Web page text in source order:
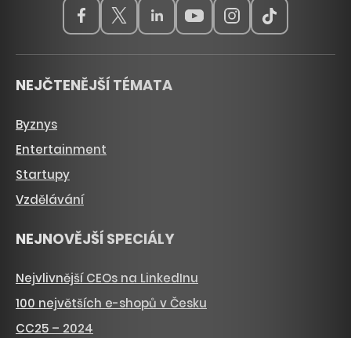
NEJČTENĚJŠÍ TÉMATA
Byznys
Entertainment
Startupy
Vzdělávání
NEJNOVĚJŠÍ SPECIÁLY
Nejvlivnější CEOs na LinkedInu
100 největších e-shopů v Česku
CC25 – 2024